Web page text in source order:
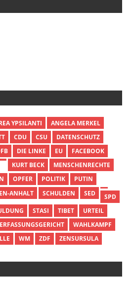
YPSILANTI
ANGELA MERKEL
CDU CSU
DATENSCHUTZ
DIE LINKE EU
FACEBOOK
KURT BECK
MENSCHENRECHTE
OPFER POLITIK
PUTIN
ANHALT SCHULDEN SED
SPD
STASI TIBET
URTEIL
WAHLKAMPF
WM ZDF ZENSURSULA